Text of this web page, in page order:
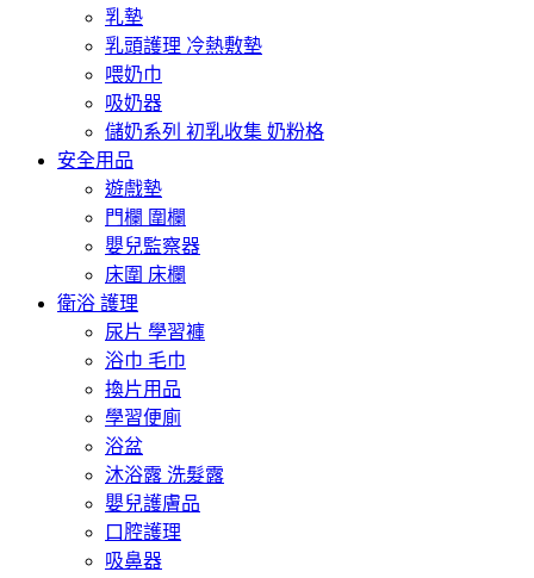
乳墊
乳頭護理 冷熱敷墊
喂奶巾
吸奶器
儲奶系列 初乳收集 奶粉格
安全用品
遊戲墊
門欄 圍欄
嬰兒監察器
床圍 床欄
衛浴 護理
尿片 學習褲
浴巾 毛巾
換片用品
學習便廁
浴盆
沐浴露 洗髮露
嬰兒護膚品
口腔護理
吸鼻器